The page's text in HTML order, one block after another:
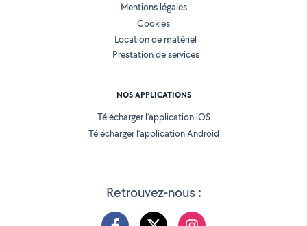
Retrouvez-nous :
Mentions légales
Cookies
Location de matériel
Prestation de services
NOS APPLICATIONS
Télécharger l’application iOS
Télécharger l’application Android